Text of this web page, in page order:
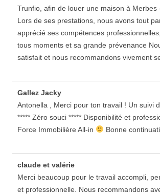
Trunfio, afin de louer une maison à Merbes
Lors de ses prestations, nous avons tout
apprécié ses compétences
tous moments et sa grande prévenance
satisfait et nous recommandons vivement
Gallez Jacky
Antonella , Merci pour ton travail ! Un suivi
***** Zéro souci ***** Disponibilité et
Force Immobilière All-in
Bonne
claude et valérie
Merci beaucoup pour le travail accompli,
et professionnelle. Nous recommandons